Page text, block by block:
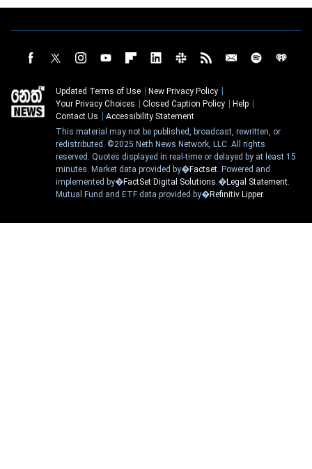
Updated Terms of Use
New Privacy Policy
Your Privacy Choices
Closed Caption Policy
Help
Contact Us
Accessibility Statement
This material may not be published, broadcast, rewritten, or
redistributed. ©2025 Neth News Network, LLC. All rights
reserved. Quotes displayed in real-time or delayed by at least 15
minutes. Market data provided by�Factset. Powered and
implemented by�FactSet Digital Solutions.�Legal Statement.
Mutual Fund and ETF data provided by�Refinitiv Lipper.